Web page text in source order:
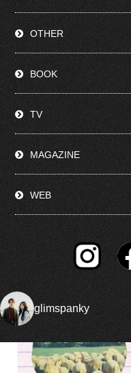
OTHER
BOOK
TV
MAGAZINE
WEB
glimspanky